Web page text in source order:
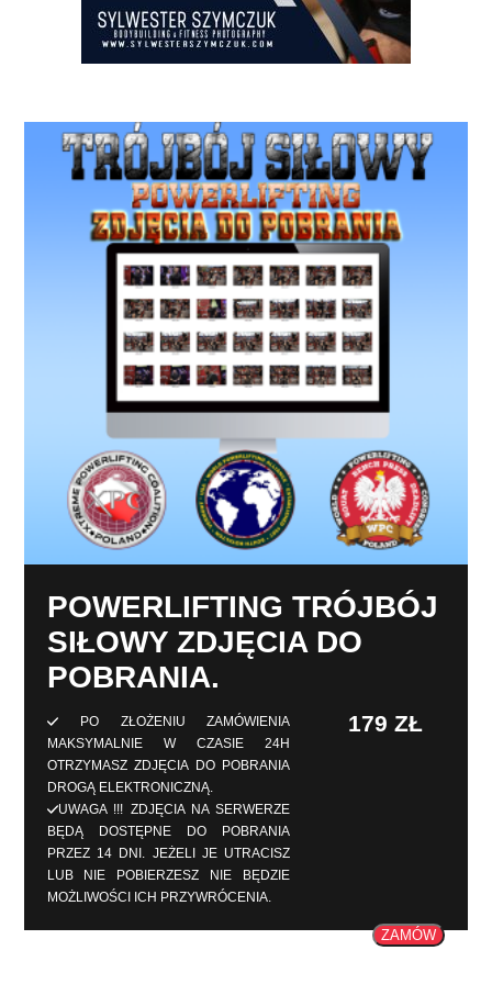
POWERLIFTING TRÓJBÓJ
SIŁOWY ZDJĘCIA DO
POBRANIA.
179ZŁ
PO ZŁOŻENIU ZAMÓWIENIA
MAKSYMALNIE W CZASIE 24H
OTRZYMASZ ZDJĘCIA DO POBRANIA
DROGĄ ELEKTRONICZNĄ.
UWAGA !!! ZDJĘCIA NA SERWERZE
BĘDĄ DOSTĘPNE DO POBRANIA
PRZEZ 14 DNI. JEŻELI JE UTRACISZ
LUB NIE POBIERZESZ NIE BĘDZIE
MOŻLIWOŚCI ICH PRZYWRÓCENIA.
ZAMÓW